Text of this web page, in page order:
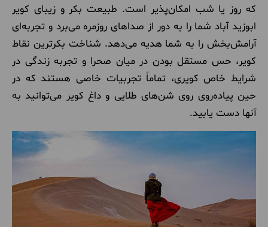
که روز یا شب امکان‌پذیر است. طبیعت بکر و زیبای کویر
ابوزید آباد شما را به دور از صداهای روزمره می‌برد و تجربه‌ای
آرامش‌بخش را به شما هدیه می‌دهد. شناخت بکر‌ترین نقاط
کویر، حس مستقل بودن در میان صحرا و تجربه زندگی در
شرایط خاص کویری، تماماً تجربیات خاصی هستند که در
حین پیاده‌روی روی شن‌های طلایی و داغ کویر می‌توانید به
آنها دست یابید.